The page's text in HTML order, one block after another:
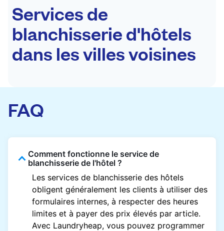
Services de
blanchisserie d'hôtels
dans les villes voisines
FAQ
Comment fonctionne le service de
blanchisserie de l'hôtel ?
Les services de blanchisserie des hôtels
obligent généralement les clients à utiliser des
formulaires internes, à respecter des heures
limites et à payer des prix élevés par article.
Avec Laundryheap, vous pouvez programmer